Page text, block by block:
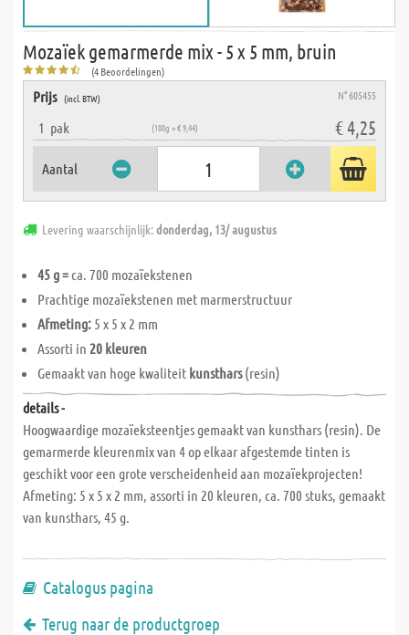
Mozaïek gemarmerde mix - 5 x 5 mm, bruin
(4 Beoordelingen)
Prijs (incl. BTW) N° 605455
1 pak (100g = € 9,44) € 4,25
Aantal
Levering waarschijnlijk:donderdag, 13/ augustus
45 g =ca. 700 mozaïekstenen
Prachtige mozaïekstenen met marmerstructuur
Afmeting: 5 x 5 x 2 mm
Assorti in 20 kleuren
Gemaakt van hoge kwaliteit kunsthars(resin)
details -
Hoogwaardige mozaïeksteentjes gemaakt van kunsthars (resin). De
gemarmerde kleurenmix van 4 op elkaar afgestemde tinten is
geschikt voor een grote verscheidenheid aan mozaïekprojecten!
Afmeting: 5 x 5 x 2 mm, assorti in 20 kleuren, ca. 700 stuks, gemaakt
van kunsthars, 45 g.
Catalogus pagina
Terug naar de productgroep